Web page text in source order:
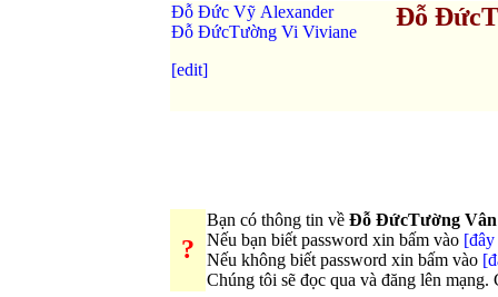
Đỗ Đức Vỹ Alexander
Đỗ ĐứcTường Vi Viviane
[edit]
Đỗ
?
Bạn có thông tin về Đỗ ĐứcTường Vân
Nếu bạn biết password xin bấm vào
Nếu không biết password xin bấm vào
Chúng tôi sẽ đọc qua và đăng lên mạng.